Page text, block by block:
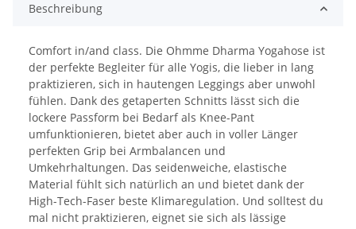
Beschreibung
Comfort in/and class. Die Ohmme Dharma Yogahose ist
der perfekte Begleiter für alle Yogis, die lieber in lang
praktizieren, sich in hautengen Leggings aber unwohl
fühlen. Dank des getaperten Schnitts lässt sich die
lockere Passform bei Bedarf als Knee-Pant
umfunktionieren, bietet aber auch in voller Länger
perfekten Grip bei Armbalancen und
Umkehrhaltungen. Das seidenweiche, elastische
Material fühlt sich natürlich an und bietet dank der
High-Tech-Faser beste Klimaregulation. Und solltest du
mal nicht praktizieren, eignet sie sich als lässige